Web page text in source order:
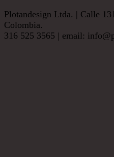
Plotandesign Ltda. | Calle
Colombia.
316 525 3565 | email: